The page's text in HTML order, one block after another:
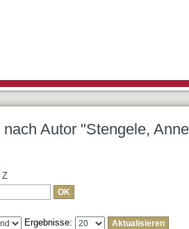
Autor "Stengele,
Z
Ergebnisse: